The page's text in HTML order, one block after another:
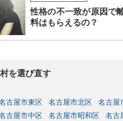
断しますので、一応の決着はつ
費を支払わない場合は、強制執
す。）することが可能です。
ないのであれば、現状では約束
。 弁護士費用は自由化されて
頼時に２０～３０万円程度、増
額の●％という形で報酬を設定し
や審判によって、養育費が現
性格の不一致が原因で
料はもらえるの？
を選び直す
古屋市東区 名古屋市北区
名古屋
古屋市中区 名古屋市昭和区
名古